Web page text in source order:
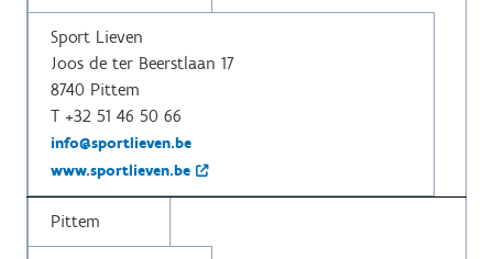
Sport Lieven
Joos de ter Beerstlaan 17
8740 Pittem
T +32 51 46 50 66
info@sportlieven.be
www.sportlieven.be
Pittem